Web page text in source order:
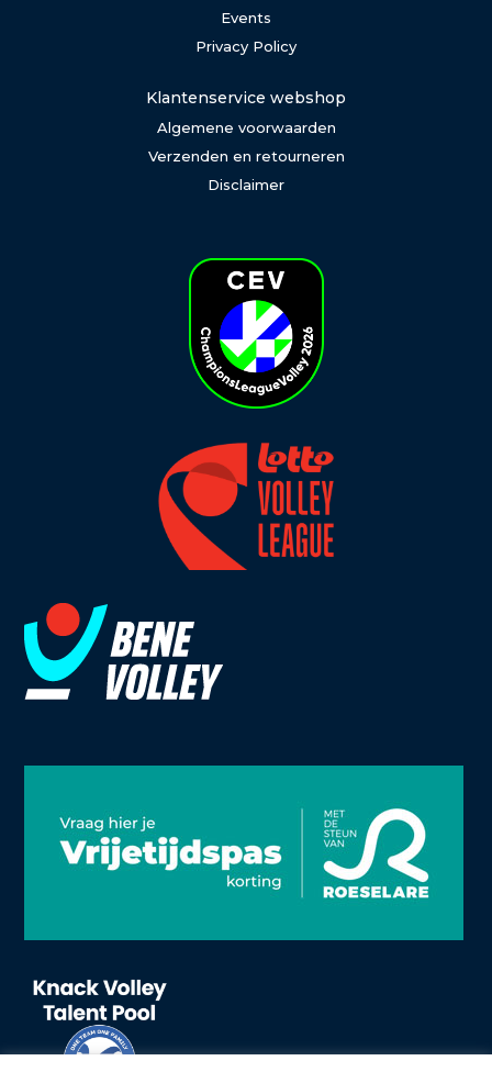
Events
Privacy Policy
Klantenservice webshop
Algemene voorwaarden
Verzenden en retourneren
Disclaimer